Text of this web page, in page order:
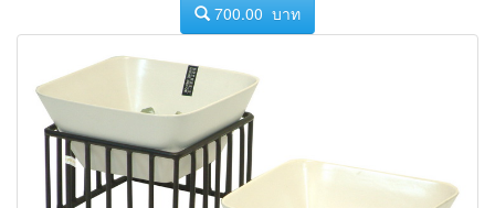
700.00 บาท